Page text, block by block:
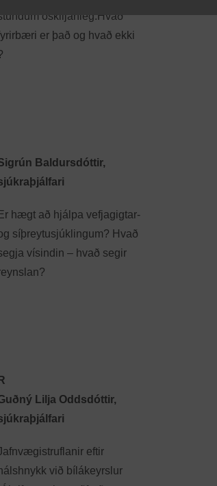
óskiljanleg.Hvað
er það og hvað ekki
Baldursdóttir,
Er hægt að hjálpa vefjagigtar-
síþreytusjúklingum? Hvað
vísindin – hvað segir
Lilja Oddsdóttir,
eftir
hálshnykk við bílákeyrslur